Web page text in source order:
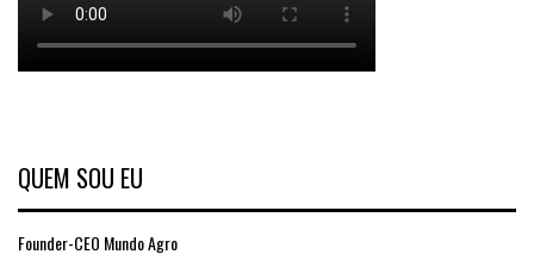
QUEM SOU EU
Founder-CEO Mundo Agro